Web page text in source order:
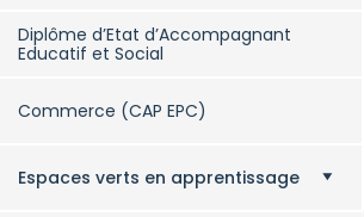
Diplôme d’Etat d’Accompagnant
Educatif et Social
Commerce (CAP EPC)
Espaces verts en apprentissage